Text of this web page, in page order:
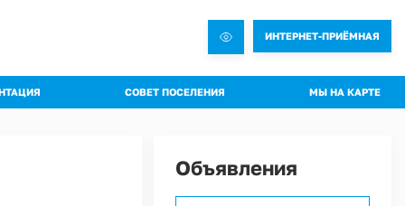
ИНТЕРНЕТ-ПРИЁМНАЯ
СОВЕТ ПОСЕЛЕНИЯ
Проекты Решений совета
Решения Совета
МЫ НА КАРТЕ
Объявления